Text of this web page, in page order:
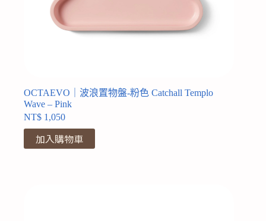
OCTAEVO｜波浪置物盤-粉色 Catchall Templo
Wave – Pink
NT$ 1,050
加入購物車